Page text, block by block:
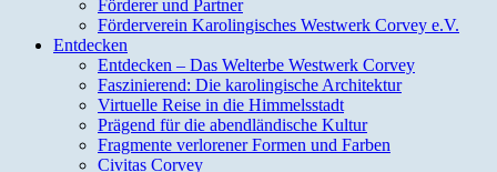
Förderer und Partner
Förderverein Karolingisches Westwerk Corvey e.V.
Entdecken
Entdecken – Das Welterbe Westwerk Corvey
Faszinierend: Die karolingische Architektur
Virtuelle Reise in die Himmelsstadt
Prägend für die abendländische Kultur
Fragmente verlorener Formen und Farben
Civitas Corvey